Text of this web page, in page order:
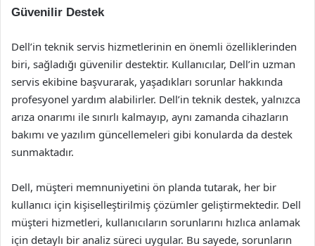
Güvenilir Destek
Dell’in teknik servis hizmetlerinin en önemli özelliklerinden
biri, sağladığı güvenilir destektir. Kullanıcılar, Dell’in uzman
servis ekibine başvurarak, yaşadıkları sorunlar hakkında
profesyonel yardım alabilirler. Dell’in teknik destek, yalnızca
arıza onarımı ile sınırlı kalmayıp, aynı zamanda cihazların
bakımı ve yazılım güncellemeleri gibi konularda da destek
sunmaktadır.
Dell, müşteri memnuniyetini ön planda tutarak, her bir
kullanıcı için kişiselleştirilmiş çözümler geliştirmektedir. Dell
müşteri hizmetleri, kullanıcıların sorunlarını hızlıca anlamak
için detaylı bir analiz süreci uygular. Bu sayede, sorunların